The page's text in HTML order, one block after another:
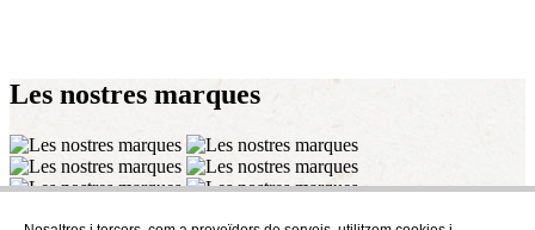
Les nostres marques